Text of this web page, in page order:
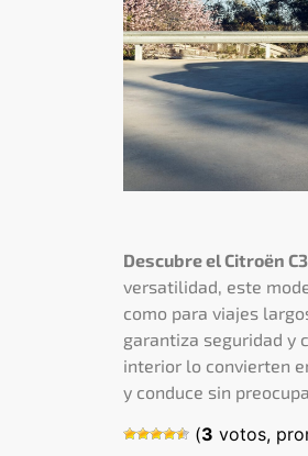
Descubre el Citroën
versatilidad, este
como para viajes
garantiza seguridad y
interior lo convierten
y conduce sin
(3 votos,